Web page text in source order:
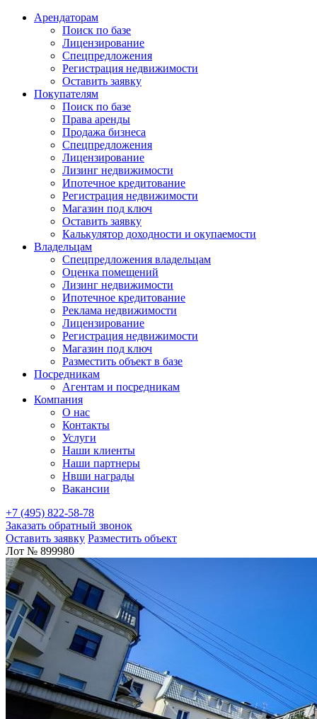
Арендаторам
Поиск по базе
Лицензирование
Спецпредложения
Регистрация недвижимости
Оставить заявку
Покупателям
Поиск по базе
Права аренды
Продажа бизнеса
Спецпредложения
Лицензирование
Лизинг недвижимости
Ипотечное кредитование
Регистрация недвижимости
Магазин под ключ
Оставить заявку
Калькулятор доходности и окупаемости
Владельцам
Спецпредложения владельцам
Оценка помещений
Лизинг недвижимости
Ипотечное кредитование
Реклама недвижимости
Лицензирование
Регистрация недвижимости
Магазин под ключ
Разместить объект в базе
Посредникам
Агентам и посредникам
Компания
О нас
Контакты
Услуги
Наши клиенты
Наши партнеры
Нвши награды
Вакансии
+7 (495) 822-58-78
Заказать обратный звонок
Оставить заявку Разместить объект
Лот № 899980